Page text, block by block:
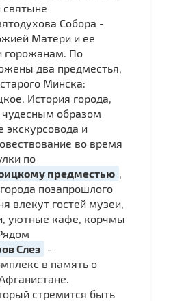
святыне
Собора -
Матери и ее
горожанам. По
два предместья,
Минска:
История города,
образом
экскурсовода и
во время
по
предместью
позапрошлого
влекут гостей музеи,
уютные кафе, корчмы
Слез -
в память о
стремится быть